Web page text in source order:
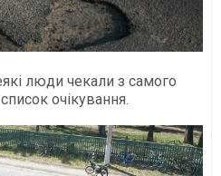
люди чекали з самого
очікування.